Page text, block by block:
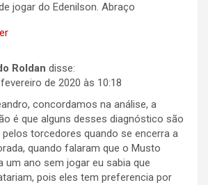
jogar do Edenilson. Abraço
Roldan disse:
de 2020 às 10:18
concordamos na análise, a
é que alguns desses diagnóstico são
torcedores quando se encerra a
quando falaram que o Musto
um ano sem jogar eu sabia que
pois eles tem preferencia por